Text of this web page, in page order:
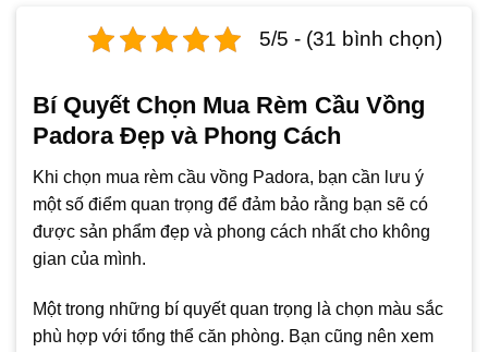
5/5 - (31 bình chọn)
Bí Quyết Chọn Mua Rèm Cầu Vồng
Padora Đẹp và Phong Cách
Khi chọn mua rèm cầu vồng Padora, bạn cần lưu ý
một số điểm quan trọng để đảm bảo rằng bạn sẽ có
được sản phẩm đẹp và phong cách nhất cho không
gian của mình.
Một trong những bí quyết quan trọng là chọn màu sắc
phù hợp với tổng thể căn phòng. Bạn cũng nên xem